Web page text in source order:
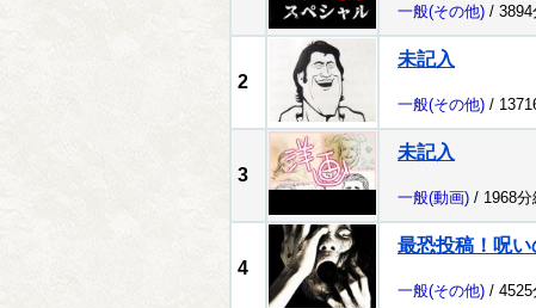
一般(その他) /
2
未記入
一般(その他) /
3
未記入
一般(動画) / 1968
4
最恐投稿！呪
一般(その他) /